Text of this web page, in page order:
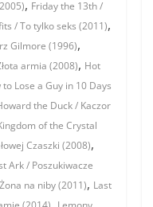
, Friday the 13th /
/ To tylko seks (2011),
Gilmore (1996),
armia (2008), Hot
to Lose a Guy in 10 Days
the Duck / Kaczor
of the Crystal
Czaszki (2008),
Ark / Poszukiwacze
na niby (2011), Last